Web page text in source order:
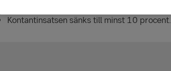
Kontantinsatsen sänks till minst 10 procent.